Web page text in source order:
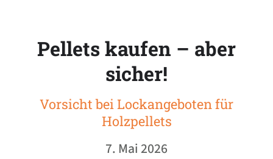
Pellets kaufen – aber
sicher!
Vorsicht bei Lockangeboten für
Holzpellets
7. Mai 2026